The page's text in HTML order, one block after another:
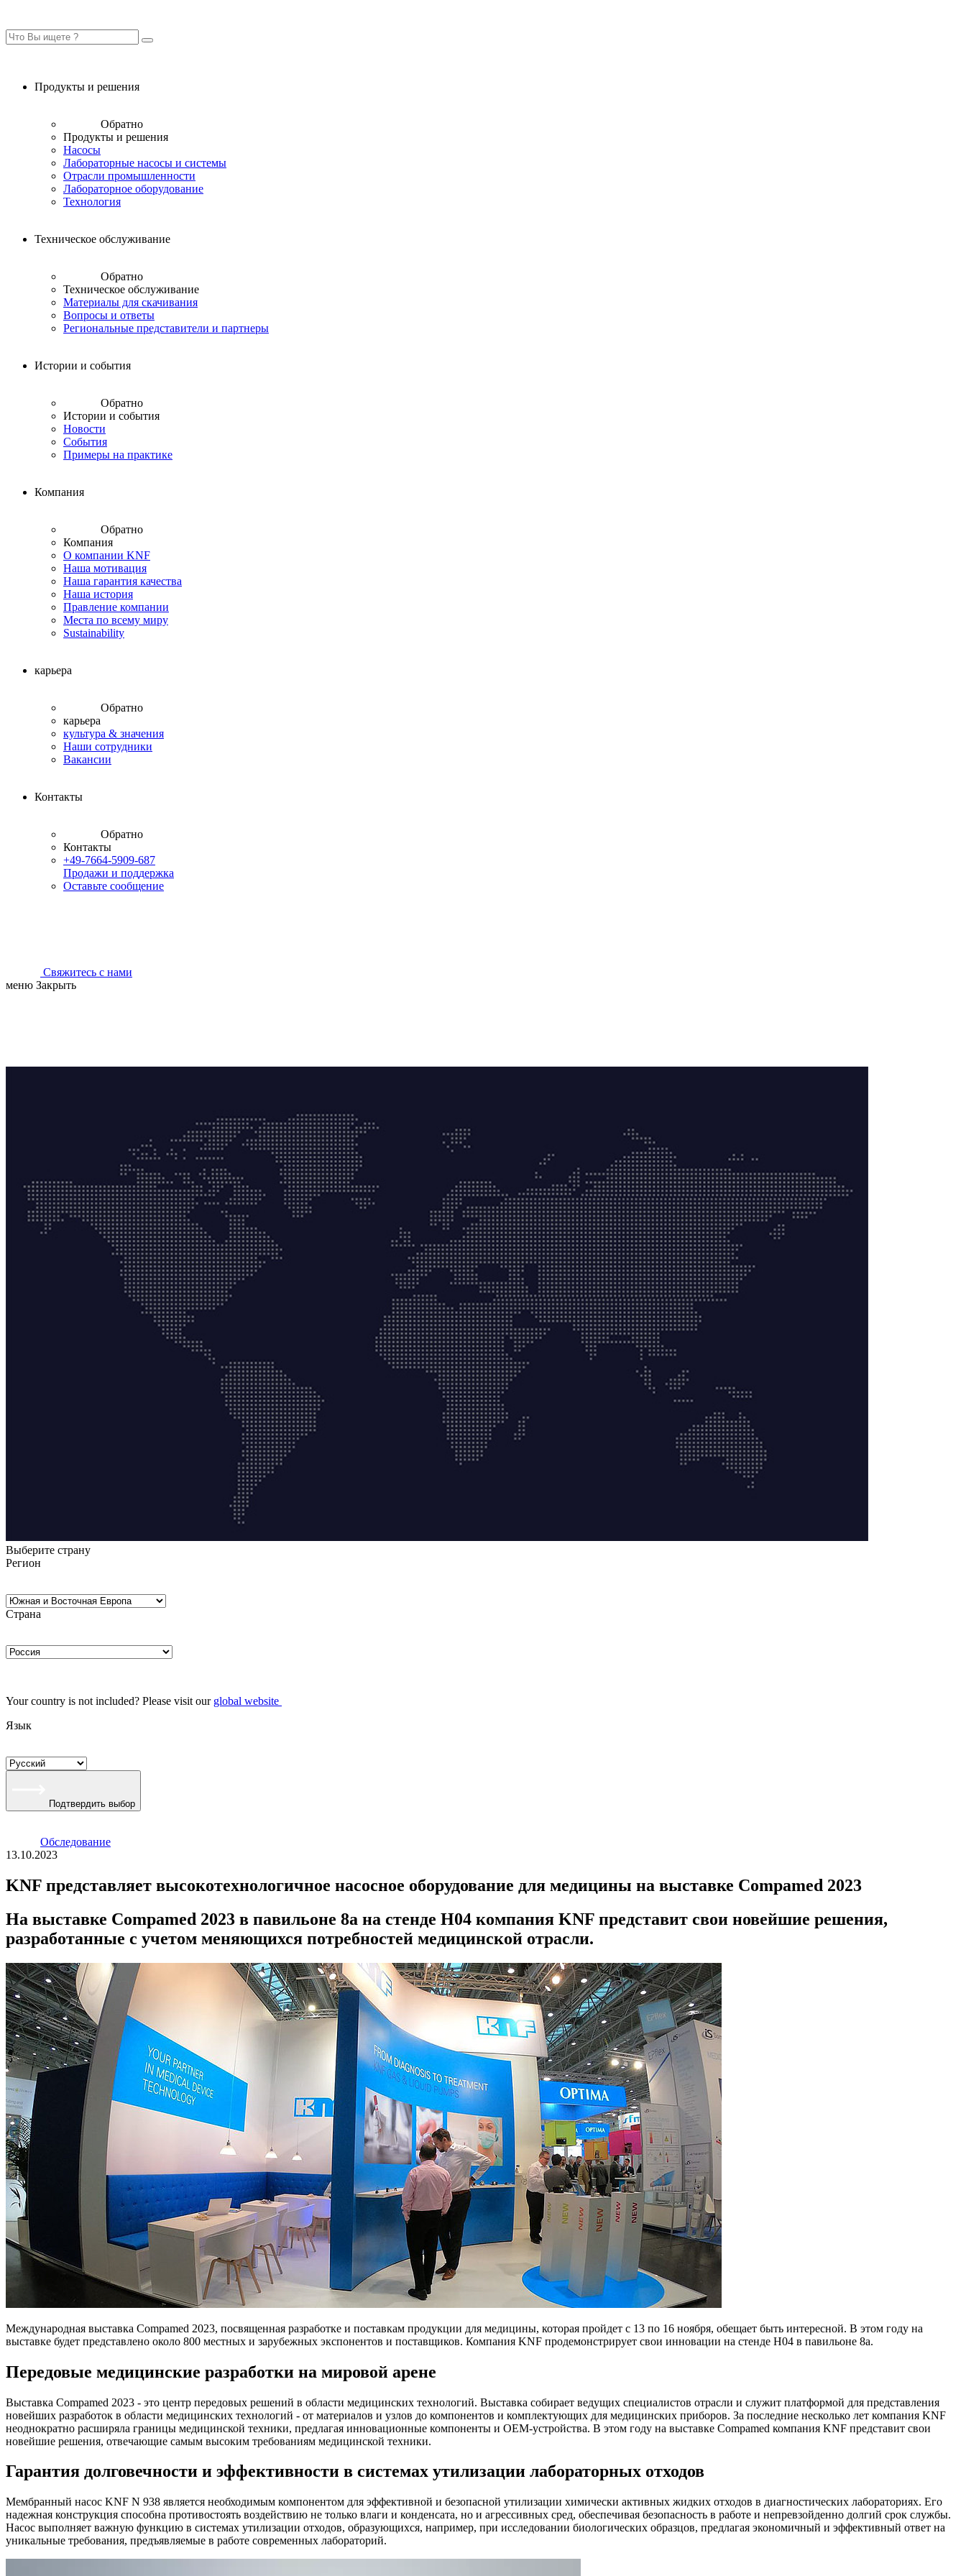
Продукты и решения
Обратно
Продукты и решения
Насосы
Лабораторные насосы и системы
Отрасли промышленности
Лабораторное оборудование
Технология
Техническое обслуживание
Обратно
Техническое обслуживание
Материалы для скачивания
Вопросы и ответы
Региональные представители и партнеры
Истории и события
Обратно
Истории и события
Новости
События
Примеры на практике
Компания
Обратно
Компания
О компании KNF
Наша мотивация
Наша гарантия качества
Наша история
Правление компании
Места по всему миру
Sustainability
карьера
Обратно
карьера
культура & значения
Наши сотрудники
Вакансии
Контакты
Обратно
Контакты
+49-7664-5909-687
Продажи и поддержка
Оставьте сообщение
Свяжитесь с нами
меню Закрыть
Выберите страну
Регион
Страна
Your country is not included? Please visit our global website
Язык
Подтвердить выбор
Oбследование
13.10.2023
KNF представляет высокотехнологичное насосное оборудование для медицины на выставке Compamed 2023
На выставке Compamed 2023 в павильоне 8a на стенде H04 компания KNF представит свои новейшие решения,
разработанные с учетом меняющихся потребностей медицинской отрасли.
Международная выставка Compamed 2023, посвященная разработке и поставкам продукции для медицины, которая пройдет с 13 по 16 ноября, обещает быть интересной. В этом году на
выставке будет представлено около 800 местных и зарубежных экспонентов и поставщиков. Компания KNF продемонстрирует свои инновации на стенде H04 в павильоне 8а.
Передовые медицинские разработки на мировой арене
Выставка Compamed 2023 - это центр передовых решений в области медицинских технологий. Выставка собирает ведущих специалистов отрасли и служит платформой для представления
новейших разработок в области медицинских технологий - от материалов и узлов до компонентов и комплектующих для медицинских приборов. За последние несколько лет компания KNF
неоднократно расширяла границы медицинской техники, предлагая инновационные компоненты и OEM-устройства. В этом году на выставке Compamed компания KNF представит свои
новейшие решения, отвечающие самым высоким требованиям медицинской техники.
Гарантия долговечности и эффективности в системах утилизации лабораторных отходов
Мембранный насос KNF N 938 является необходимым компонентом для эффективной и безопасной утилизации химически активных жидких отходов в диагностических лабораториях. Его
надежная конструкция способна противостоять воздействию не только влаги и конденсата, но и агрессивных сред, обеспечивая безопасность в работе и непревзойденно долгий срок службы.
Насос выполняет важную функцию в системах утилизации отходов, образующихся, например, при исследовании биологических образцов, предлагая экономичный и эффективный ответ на
уникальные требования, предъявляемые в работе современных лабораторий.